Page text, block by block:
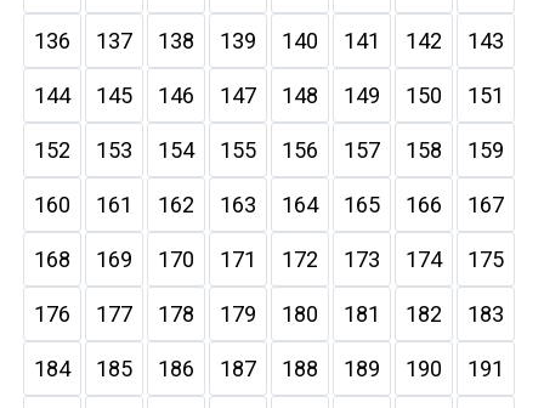
136 137 138 139 140 141 142 143
144 145 146 147 148 149 150 151
152 153 154 155 156 157 158 159
160 161 162 163 164 165 166 167
168 169 170 171 172 173 174 175
176 177 178 179 180 181 182 183
184 185 186 187 188 189 190 191